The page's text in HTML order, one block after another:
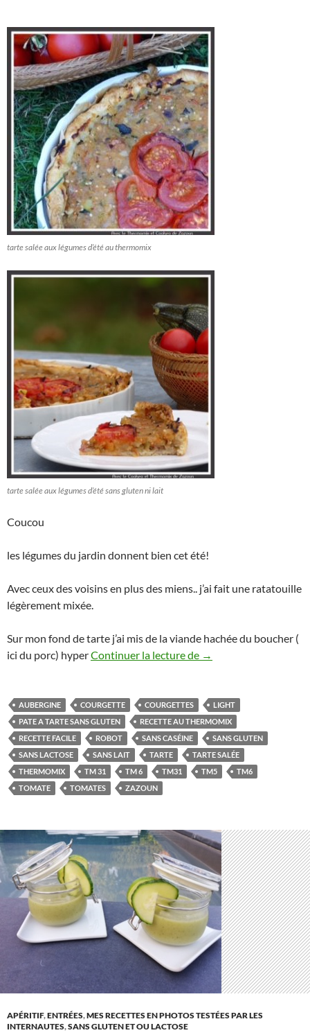
tarte salée aux légumes d’été au thermomix
tarte salée aux légumes d’été sans gluten ni lait
Coucou
les légumes du jardin donnent bien cet été!
Avec ceux des voisins en plus des miens.. j’ai fait une ratatouille
légèrement mixée.
Sur mon fond de tarte j’ai mis de la viande hachée du boucher (
ici du porc) hyperContinuer la lecture de Tarte salée light aux
→
AUBERGINE COURGETTE COURGETTES
LIGHT
PATE A TARTE SANS GLUTEN
RECETTE AU THERMOMIX
RECETTE FACILE
ROBOT SANS CASÉINE
SANS GLUTEN
SANS LACTOSE
SANS LAIT TARTE
TARTE SALÉE
THERMOMIX
TM 31 TM 6 TM31 TM5
TM6
TOMATE
TOMATES ZAZOUN
APÉRITIF,ENTRÉES,MES RECETTES EN PHOTOS TESTÉES PAR LES
INTERNAUTES,SANS GLUTEN ET OU LACTOSE